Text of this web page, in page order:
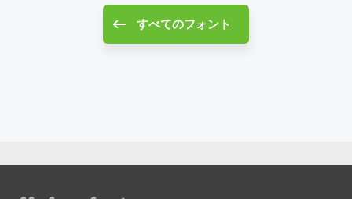
すべてのフォント